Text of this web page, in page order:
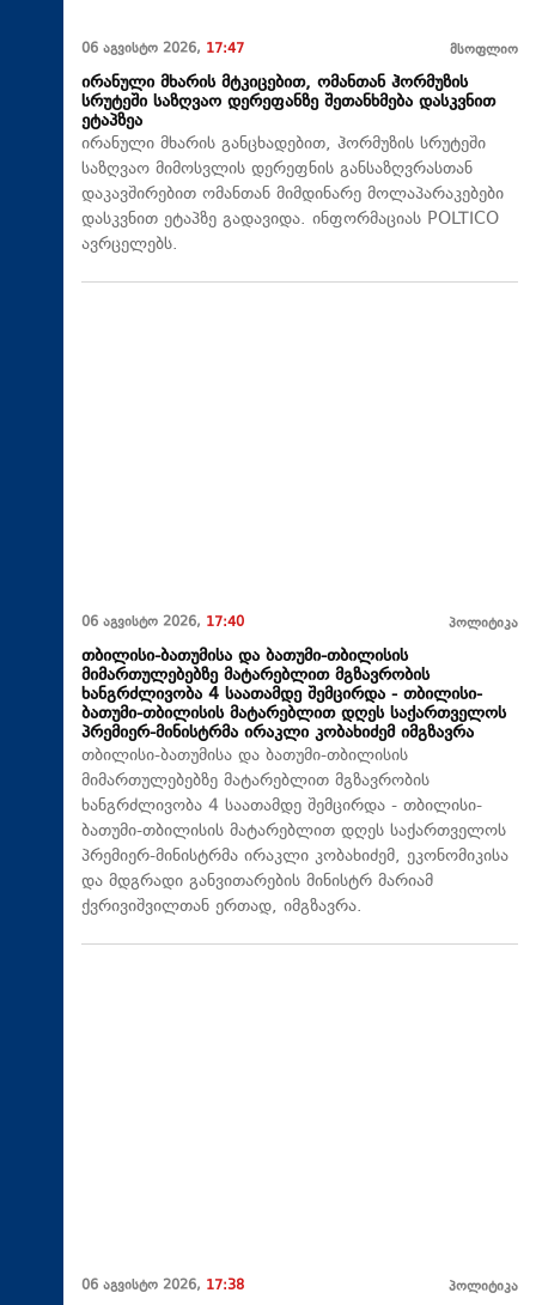
06 აგვისტო 2026, 17:47 მსოფლიო
ირანული მხარის მტკიცებით, ომანთან ჰორმუზის
სრუტეში საზღვაო დერეფანზე შეთანხმება დასკვნით
ეტაპზეა
ირანული მხარის განცხადებით, ჰორმუზის სრუტეში
საზღვაო მიმოსვლის დერეფნის განსაზღვრასთან
დაკავშირებით ომანთან მიმდინარე მოლაპარაკებები
დასკვნით ეტაპზე გადავიდა. ინფორმაციას POLTICO
ავრცელებს.
06 აგვისტო 2026, 17:40 პოლიტიკა
თბილისი-ბათუმისა და ბათუმი-თბილისის
მიმართულებებზე მატარებლით მგზავრობის
ხანგრძლივობა 4 საათამდე შემცირდა - თბილისი-
ბათუმი-თბილისის მატარებლით დღეს საქართველოს
პრემიერ-მინისტრმა ირაკლი კობახიძემ იმგზავრა
თბილისი-ბათუმისა და ბათუმი-თბილისის
მიმართულებებზე მატარებლით მგზავრობის
ხანგრძლივობა 4 საათამდე შემცირდა - თბილისი-
ბათუმი-თბილისის მატარებლით დღეს საქართველოს
პრემიერ-მინისტრმა ირაკლი კობახიძემ, ეკონომიკისა
და მდგრადი განვითარების მინისტრ მარიამ
ქვრივიშვილთან ერთად, იმგზავრა.
06 აგვისტო 2026, 17:38 პოლიტიკა